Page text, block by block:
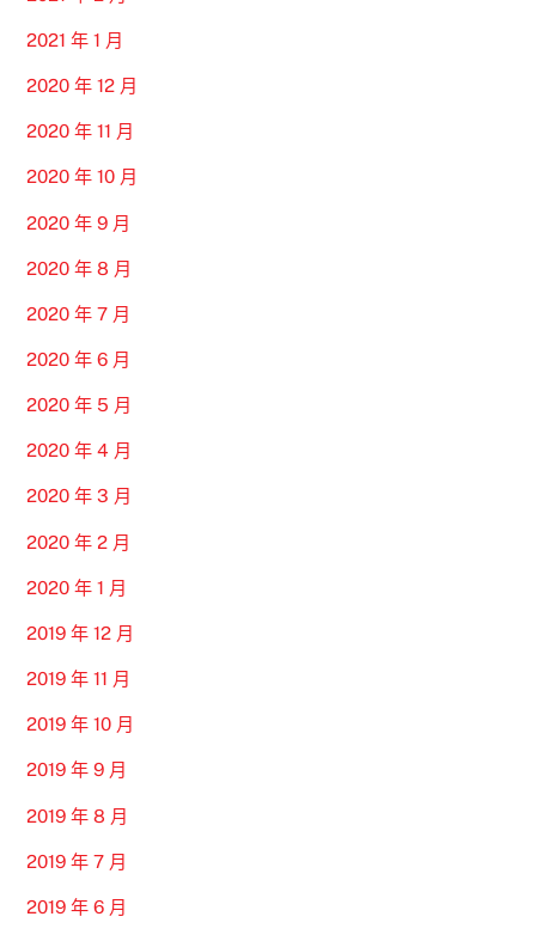
2021 年 1 月
2020 年 12 月
2020 年 11 月
2020 年 10 月
2020 年 9 月
2020 年 8 月
2020 年 7 月
2020 年 6 月
2020 年 5 月
2020 年 4 月
2020 年 3 月
2020 年 2 月
2020 年 1 月
2019 年 12 月
2019 年 11 月
2019 年 10 月
2019 年 9 月
2019 年 8 月
2019 年 7 月
2019 年 6 月